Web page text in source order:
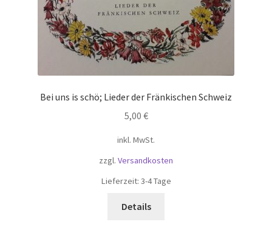
Bei uns is schö; Lieder der Fränkischen Schweiz
5,00 €
inkl. MwSt.
zzgl. Versandkosten
Lieferzeit: 3-4 Tage
Details